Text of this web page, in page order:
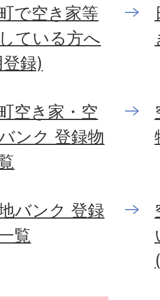
で空き家等
ている方へ
録)
空き家・空
ンク 登録物
バンク 登録
覧